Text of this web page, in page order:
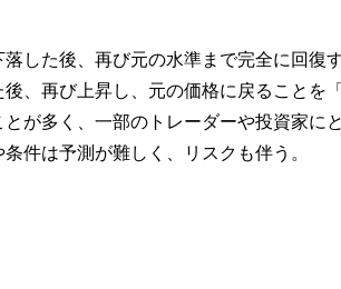
した後、再び元の水準まで完全に回復
、再び上昇し、元の価格に戻ることを
が多く、一部のトレーダーや投資家に
件は予測が難しく、リスクも伴う。